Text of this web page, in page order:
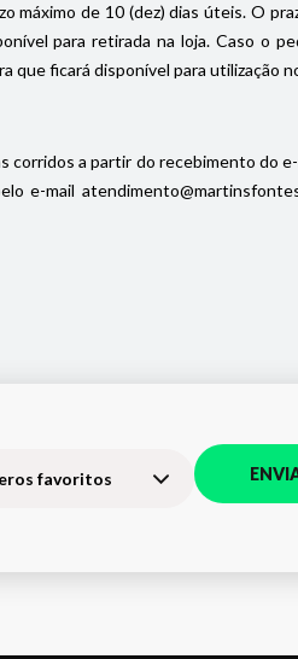
de 10 (dez) dias úteis. O
para retirada na loja. Caso o
que ficará disponível para utilização
a partir do recebimento do
e-mail
favoritos